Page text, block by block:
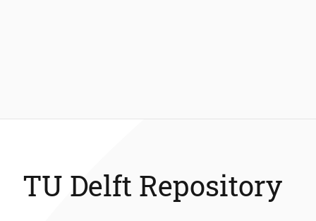
TU Delft Repository